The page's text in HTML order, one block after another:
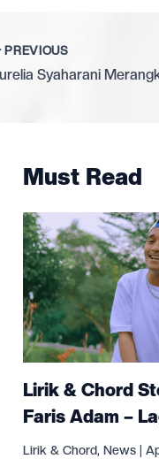
PREVIOUS
Must Read
Lirik & Chord
Faris Adam –
Lirik & Chord, News